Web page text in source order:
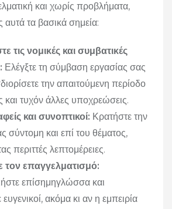
και χωρίς προβλήματα,
τα βασικά σημεία:
τις νομικές και συμβατικές
Ελέγξτε τη σύμβαση εργασίας σας
την απαιτούμενη περίοδο
και τυχόν άλλες υποχρεώσεις.
και συνοπτικοί: Κρατήστε την
σύντομη και επί του θέματος,
περιττές λεπτομέρειες.
τον επαγγελματισμό:
επίσημηγλώσσα και
ακόμα κι αν η εμπειρία